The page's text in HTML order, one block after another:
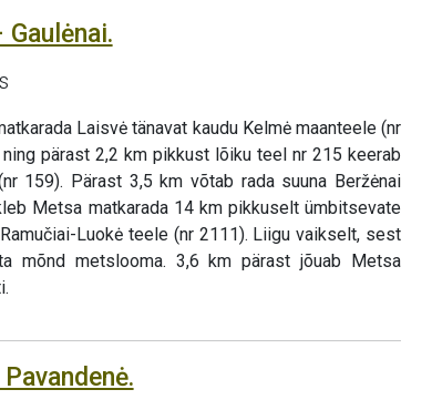
Gaulėnai.
Laisvė tänavat kaudu Kelmė maanteele (nr
pärast 2,2 km pikkust lõiku teel nr 215 keerab
159). Pärast 3,5 km võtab rada suuna Beržėnai
Metsa matkarada 14 km pikkuselt ümbitsevate
Luokė teele (nr 2111). Liigu vaikselt, sest
mõnd metslooma. 3,6 km pärast jõuab Metsa